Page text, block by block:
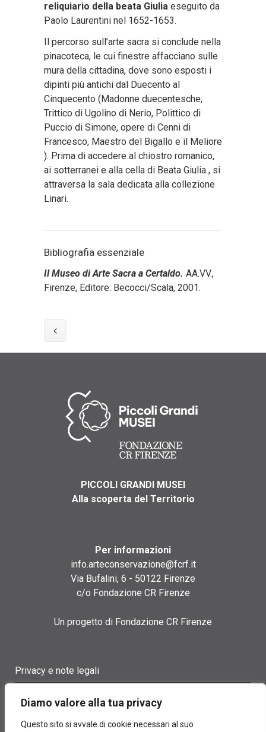
Diamo valore alla tua privacy
Questo sito si avvale di cookie necessari al suo
reliquiario della beata Giulia eseguito da
Paolo Laurentini nel 1652-1653.
Il percorso sull’arte sacra si conclude nella
pinacoteca, le cui finestre affacciano sulle
mura della cittadina, dove sono esposti i
dipinti più antichi dal Duecento al
Cinquecento (Madonne duecentesche,
Trittico di Ugolino di Nerio, Polittico di
Puccio di Simone, opere di Cenni di
Francesco, Maestro del Bigallo e il Meliore
). Prima di accedere al chiostro romanico,
ai sotterranei e alla cella di Beata Giulia , si
attraversa la sala dedicata alla collezione
Linari.
Bibliografia essenziale
Il Museo di Arte Sacra a Certaldo. AA.VV.,
Firenze, Editore: Becocci/Scala, 2001.
PICCOLI GRANDI MUSEI
Alla scoperta del Territorio
Per informazioni
info.arteconservazione@fcrf.it
Via Bufalini, 6 - 50122 Firenze
c/o Fondazione CR Firenze
Un progetto di Fondazione CR Firenze
Privacy e note legali
Cookie policy